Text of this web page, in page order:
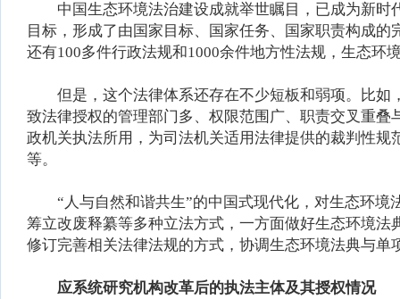
中国生态环境法治建设成就举世瞩目，已成为新时
目标，形成了由国家目标、国家任务、国家职责构成
还有100多件行政法规和1000余件地方性法规，生态环
但是，这个法律体系还存在不少短板和弱项。比如
致法律授权的管理部门多、权限范围广、职责交叉重
政机关执法所用，为司法机关适用法律提供的裁判性
等。
“人与自然和谐共生”的中国式现代化，对生态环境
筹立改废释纂等多种立法方式，一方面做好生态环境
修订完善相关法律法规的方式，协调生态环境法典与单
应系统研究机构改革后的执法主体及其授权情况